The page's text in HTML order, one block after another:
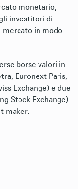
monetario,
investitori di
mercato in modo
borse valori in
Euronext Paris,
Exchange) e due
Stock Exchange)
maker.